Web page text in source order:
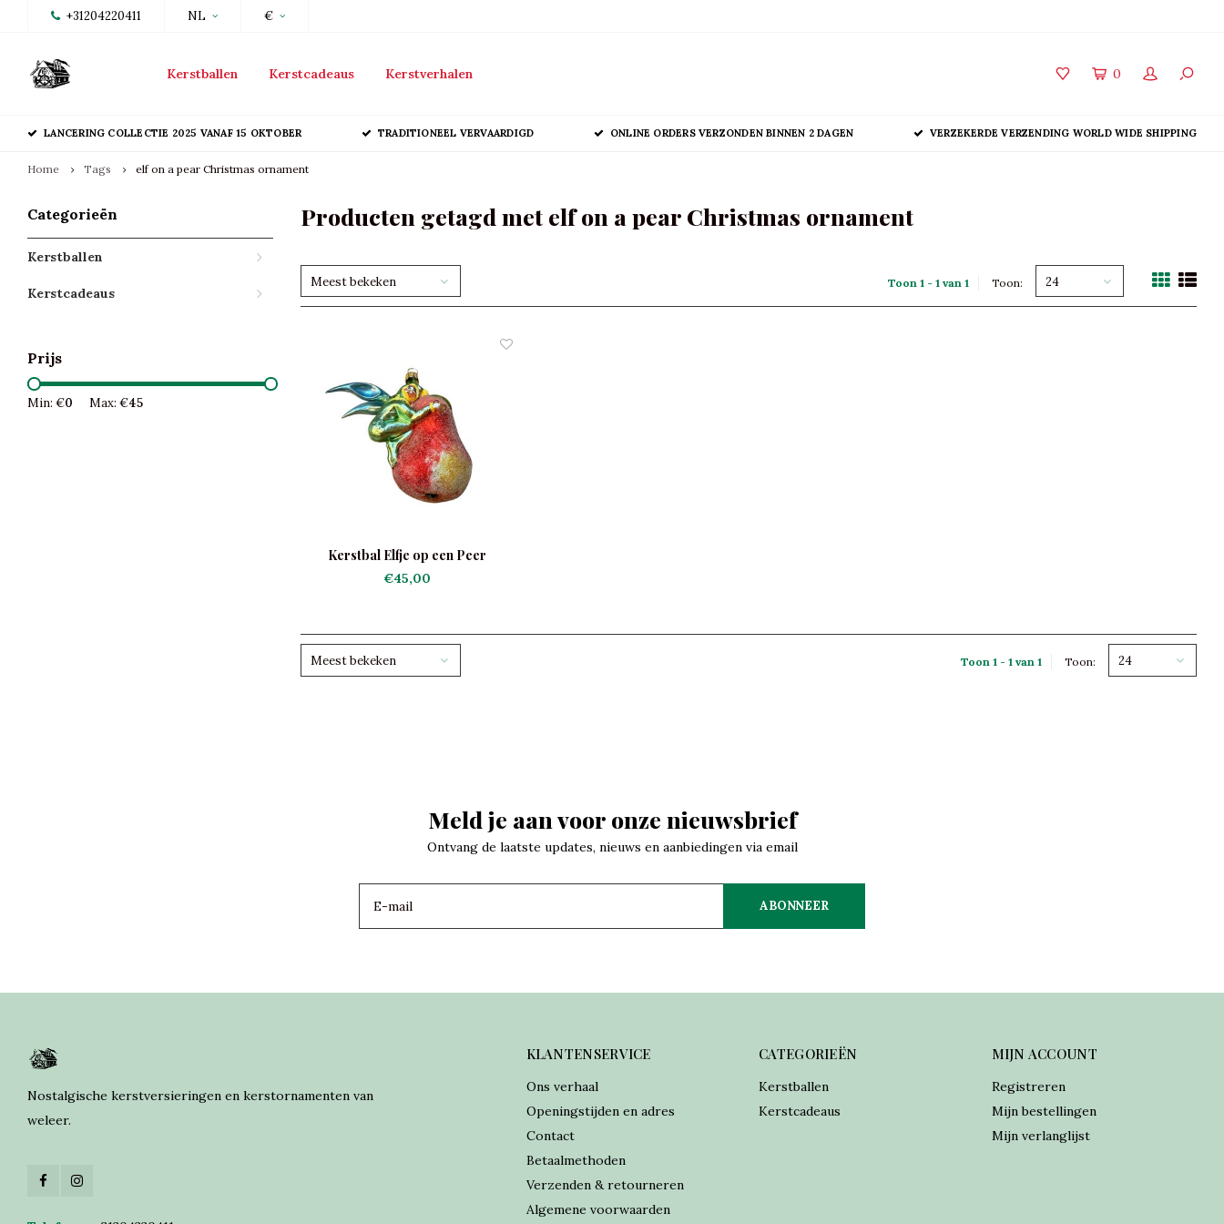
+31204220411 NL €
Kerstballen Kerstcadeaus Kerstverhalen 0
LANCERING COLLECTIE 2025 VANAF 15 OKTOBER TRADITIONEEL VERVAARDIGD ONLINE ORDERS VERZONDEN BINNEN 2 DAGEN VERZEKERDE VERZENDING WORLD WIDE SHIPPING
Home Tags elf on a pear Christmas ornament
Categorieën
Kerstballen
Kerstcadeaus
Prijs
Min: €0 Max: €45
Producten getagd met elf on a pear Christmas ornament
Meest bekeken Toon 1 - 1 van 1 Toon: 24
Kerstbal Elfje op een Peer
€45,00
Meest bekeken Toon 1 - 1 van 1 Toon: 24
Meld je aan voor onze nieuwsbrief
Ontvang de laatste updates, nieuws en aanbiedingen via email
ABONNEER
Nostalgische kerstversieringen en kerstornamenten van
weleer.
KLANTENSERVICE
Ons verhaal
Openingstijden en adres
Contact
Betaalmethoden
Verzenden & retourneren
Algemene voorwaarden
CATEGORIEËN
Kerstballen
Kerstcadeaus
MIJN ACCOUNT
Registreren
Mijn bestellingen
Mijn verlanglijst